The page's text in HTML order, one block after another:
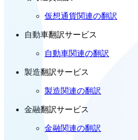
仮想通貨関連の翻訳
自動車翻訳サービス
自動車関連の翻訳
製造翻訳サービス
製造関連の翻訳
金融翻訳サービス
金融関連の翻訳